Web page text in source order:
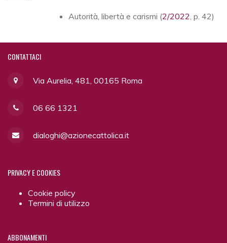
Autorità, libertà e carismi (2/2022, p. 42)
CONTATTACI
Via Aurelia, 481, 00165 Roma
06 66 1321
dialoghi@azionecattolica.it
PRIVACYE COOKIES
Cookie policy
Termini di utilizzo
ABBONAMENTI